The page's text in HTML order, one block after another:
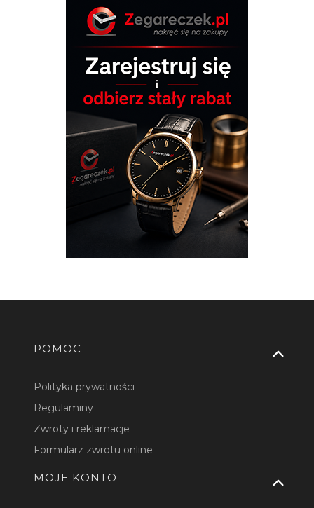
Linki w stopce
POMOC
Polityka prywatności
Regulaminy
Zwroty i reklamacje
Formularz zwrotu online
MOJE KONTO